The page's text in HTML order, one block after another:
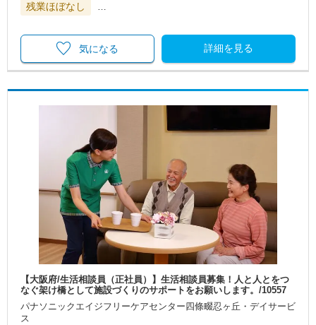
残業ほぼなし
…
詳細を見る
気になる
【大阪府/生活相談員（正社員）】生活相談員募集！人と人とをつ
なぐ架け橋として施設づくりのサポートをお願いします。/10557
パナソニックエイジフリーケアセンター四條畷忍ヶ丘・デイサービ
ス